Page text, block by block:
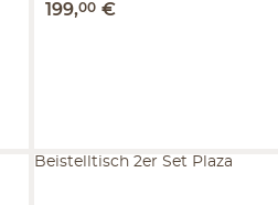
199,00 €
Beistelltisch 2er Set Plaza